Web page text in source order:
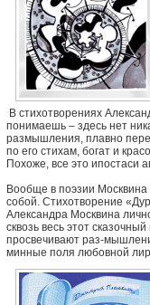
В стихотворениях
понимаешь – здесь нет
размышления, плавно
по его стихам, богат и
Похоже, все это ипостаси
Вообще в поэзии Москвина
собой. Стихотворение
Александра Москвина
сквозь весь этот
просвечивают раз-
минные поля любовной